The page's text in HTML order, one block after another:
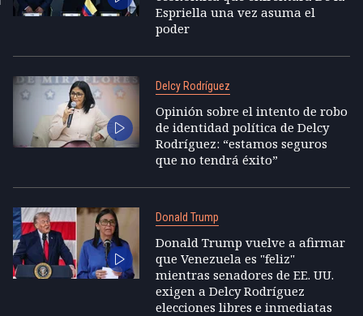
Espriella una vez asuma el
poder
Delcy Rodríguez
Opinión sobre el intento de robo
de identidad política de Delcy
Rodríguez: “estamos seguros
que no tendrá éxito”
Donald Trump
Donald Trump vuelve a afirmar
que Venezuela es "feliz"
mientras senadores de EE. UU.
exigen a Delcy Rodríguez
elecciones libres e inmediatas